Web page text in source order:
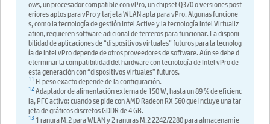
ows, un procesador compatible con vPro, un chipset Q370 o versiones post
eriores aptos para vPro y tarjeta WLAN apta para vPro. Algunas funcione
s, como la tecnología de gestión Intel Active y la tecnología Intel Virtualiz
ation, requieren software adicional de terceros para funcionar. La disponi
bilidad de aplicaciones de “dispositivos virtuales” futuros para la tecnolog
ía de Intel vPro depende de otros proveedores de software. Aún se debe d
eterminar la compatibilidad del hardware con tecnología de Intel vPro de
esta generación con “dispositivos virtuales” futuros.
11 El peso exacto depende de la configuración.
12Adaptador de alimentación externa de 150 W, hasta un 89 % de eficienc
ia, PFC activo: cuando se pide con AMD Radeon RX 560 que incluye una tar
jeta de gráficos discretos GDDR de 4 GB.
13 1 ranura M.2 para WLAN y 2 ranuras M.2 2242/2280 para almacenamie